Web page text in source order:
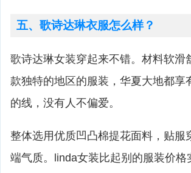
五、歌诗达琳衣服怎么样？
歌诗达琳女装穿起来不错。材料软
款独特的地区的服装，华夏大地都
的线，没有人不偏爱。
整体选用优质凹凸棉提花面料，贴
端气质。linda女装比起别的服装价